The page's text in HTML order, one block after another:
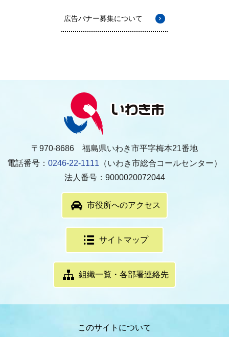
広告バナー募集について
〒970-8686 福島県いわき市平字梅本21番地
電話番号： 0246-22-1111 （いわき市総合コールセンター）
法人番号：9000020072044
市役所へのアクセス
サイトマップ
組織一覧・各部署連絡先
このサイトについて